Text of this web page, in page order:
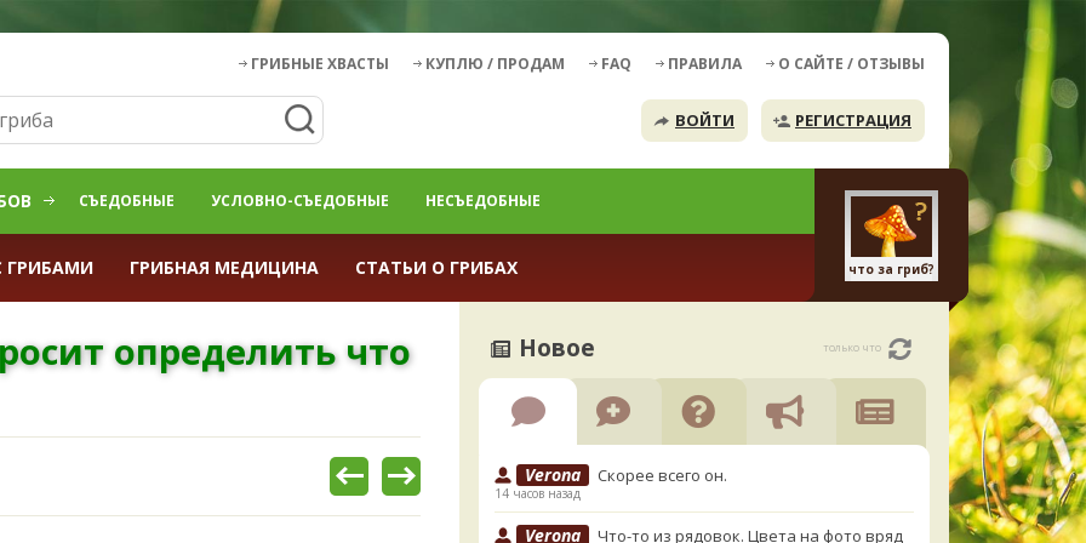
ГРИБНЫЕ ХВАСТЫ КУПЛЮ / ПРОДАМ FAQ ПРАВИЛА О САЙТЕ / ОТЗЫВЫ
ВОЙТИ РЕГИСТРАЦИЯ
СЪЕДОБНЫЕ УСЛОВНО-СЪЕДОБНЫЕ НЕСЪЕДОБНЫЕ
ГРИБАМИ ГРИБНАЯ МЕДИЦИНА СТАТЬИ О ГРИБАХ что за гриб?
определить что
Новое только что
Verona Скорее всего он.
14 часов назад
Verona
Что-то из рядовок. Цвета на фото вряд